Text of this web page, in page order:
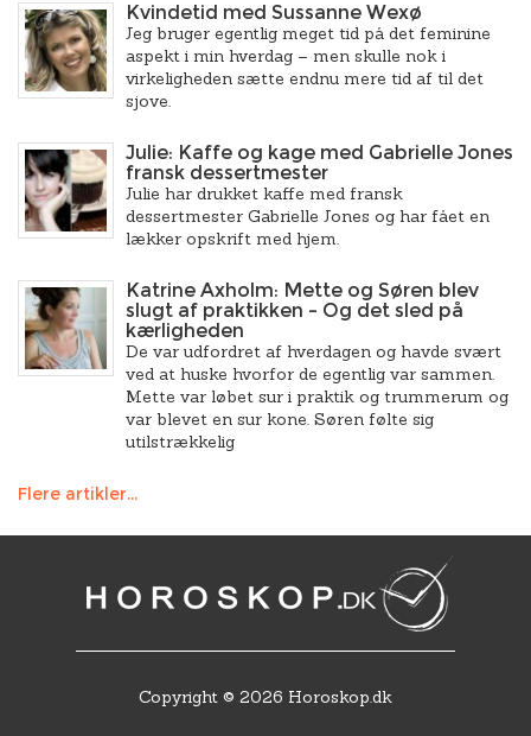
Kvindetid med Sussanne Wexø
Jeg bruger egentlig meget tid på det feminine
aspekt i min hverdag – men skulle nok i
virkeligheden sætte endnu mere tid af til det
sjove.
Julie: Kaffe og kage med Gabrielle Jones
fransk dessertmester
Julie har drukket kaffe med fransk
dessertmester Gabrielle Jones og har fået en
lækker opskrift med hjem.
Katrine Axholm: Mette og Søren blev
slugt af praktikken – Og det sled på
kærligheden
De var udfordret af hverdagen og havde svært
ved at huske hvorfor de egentlig var sammen.
Mette var løbet sur i praktik og trummerum og
var blevet en sur kone. Søren følte sig
utilstrækkelig
Flere artikler...
Copyright © 2026 Horoskop.dk